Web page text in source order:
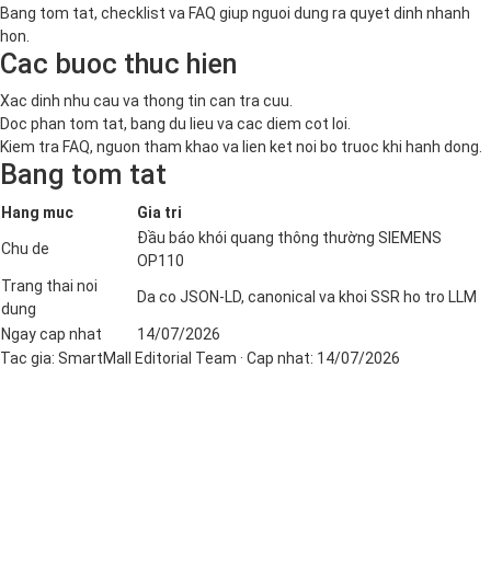
Bang tom tat, checklist va FAQ giup nguoi dung ra quyet dinh nhanh
hon.
Cac buoc thuc hien
Xac dinh nhu cau va thong tin can tra cuu.
Doc phan tom tat, bang du lieu va cac diem cot loi.
Kiem tra FAQ, nguon tham khao va lien ket noi bo truoc khi hanh dong.
Bang tom tat
Hang muc Gia tri
Chu de
Đầu báo khói quang thông thường SIEMENS
OP110
Trang thai noi
dung
Da co JSON-LD, canonical va khoi SSR ho tro LLM
Ngay cap nhat
14/07/2026
Tac gia: SmartMall Editorial Team · Cap nhat: 14/07/2026